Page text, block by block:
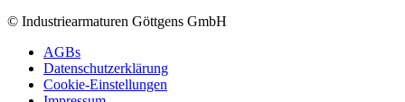
© Industriearmaturen Göttgens GmbH
AGBs
Datenschutzerklärung
Cookie-Einstellungen